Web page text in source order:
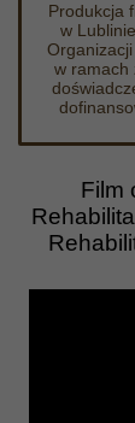
Produkcja
w
w ramach
Film